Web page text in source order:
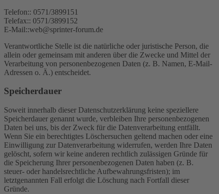
Telefon:: 0571/3899151
Telefax:: 0571/3899152
E-Mail::web@sprinter-forum.de
Verantwortliche Stelle ist die natürliche oder juristische Person, die
allein oder gemeinsam mit anderen über die Zwecke und Mittel der
Verarbeitung von personenbezogenen Daten (z. B. Namen, E-Mail-
Adressen o. Ä.) entscheidet.
Speicherdauer
Soweit innerhalb dieser Datenschutzerklärung keine speziellere
Speicherdauer genannt wurde, verbleiben Ihre personenbezogenen
Daten bei uns, bis der Zweck für die Datenverarbeitung entfällt.
Wenn Sie ein berechtigtes Löschersuchen geltend machen oder eine
Einwilligung zur Datenverarbeitung widerrufen, werden Ihre Daten
gelöscht, sofern wir keine anderen rechtlich zulässigen Gründe für
die Speicherung Ihrer personenbezogenen Daten haben (z. B.
steuer- oder handelsrechtliche Aufbewahrungsfristen); im
letztgenannten Fall erfolgt die Löschung nach Fortfall dieser
Gründe.